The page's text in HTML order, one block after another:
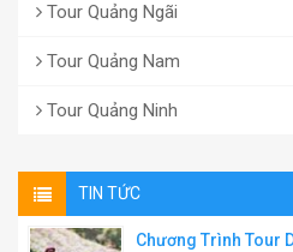
Tour Quảng Ngãi
Tour Quảng Nam
Tour Quảng Ninh
TIN TỨC
Chương Trình Tour